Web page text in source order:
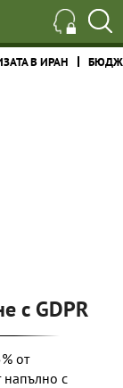
В ИРАН
с GDPR
от
напълно с